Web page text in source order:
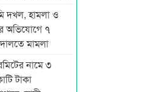
দখল, হামলা ও
অভিযোগে ৭
মামলা
নামে ৩
টাকা